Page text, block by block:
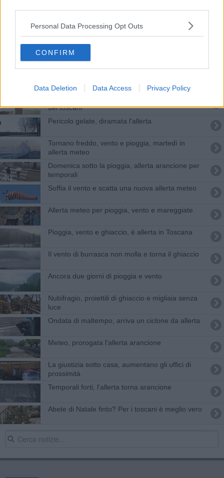
Personal Data Processing Opt Outs
CONFIRM
Data Deletion Data Access Privacy Policy
Maltempo, codice arancione per forte vento
Vento forte e temporali, il maltempo non molla
Nuove piogge in arrivo, mercoledì di temporali
dei toscani
Pericolo gelate, diramata l'allerta
Tornano freddo, vento e pioggia, martedì in
allerta meteo
Domenica sotto la pioggia, allerta arancione per
temporali
Soffia il vento e scatta una nuova allerta meteo
Allerta meteo per​ pioggia, vento e mareggiate
Pioggia, vento e ghiaccio, è allerta in Toscana
Il vento di burrasca non molla e torna il ghiaccio
Ancora due giorni di pioggia e vento
Nubifragio, proiettili di ghiaccio e migliaia senza
luce
Ondata di maltempo, arriva un ciclone da allerta
Meteo, prorogata l'allerta arancione
La giustizia sotto casa, aumentano gli uffici di
prossimità
Temporali forti, l'allerta torna arancione
Abete di Natale finto? Per i toscani è meglio vero